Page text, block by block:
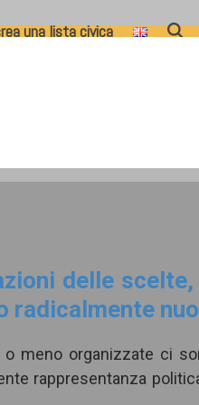
una lista civica
delle
radicalmente
meno organizzate ci
rappresentanza